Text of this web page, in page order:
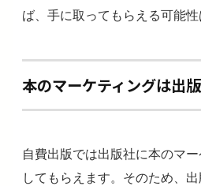
ば、手に取ってもらえる可能性
本のマーケティングは出
自費出版では出版社に本のマ
してもらえます。そのため、